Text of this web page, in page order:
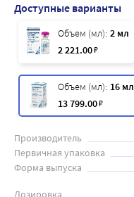
Доступные варианты
Объем (мл): 2 мл
2 221.00₽
Объем (мл): 16 мл
13 799.00₽
Производитель
Первичная упаковка
Форма выпуска
Дозировка